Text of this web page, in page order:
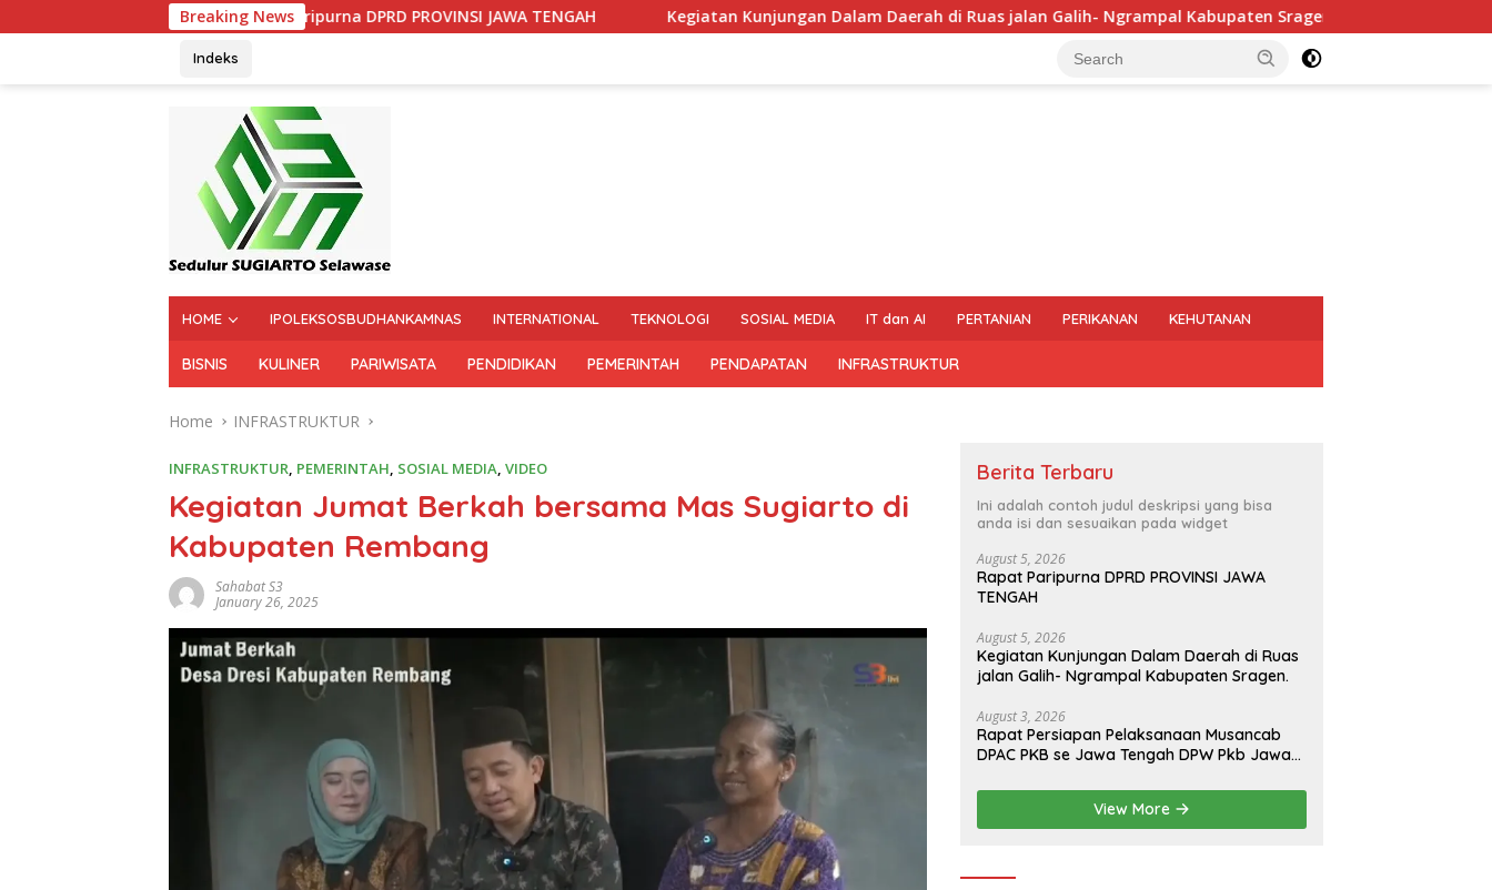
Breaking News
Rapat Paripurna DPRD PROVINSI JAWA TENGAH Kegiatan Kunjungan Dalam Daerah di Ruas jalan Galih- Ngrampal Kabupaten Sragen. Rapat Persiapan
Indeks
HOME IPOLEKSOSBUDHANKAMNAS INTERNATIONAL TEKNOLOGI SOSIAL MEDIA IT dan AI PERTANIAN PERIKANAN KEHUTANAN
BISNIS KULINER PARIWISATA PENDIDIKAN PEMERINTAH PENDAPATAN INFRASTRUKTUR
Home INFRASTRUKTUR
INFRASTRUKTUR, PEMERINTAH, SOSIAL MEDIA, VIDEO
Kegiatan Jumat Berkah bersama Mas Sugiarto di
Kabupaten Rembang
Sahabat S3
January 26, 2025
Berita Terbaru
Ini adalah contoh judul deskripsi yang bisa
anda isi dan sesuaikan pada widget
August 5, 2026
Rapat Paripurna DPRD PROVINSI JAWA
TENGAH
August 5, 2026
Kegiatan Kunjungan Dalam Daerah di Ruas
jalan Galih- Ngrampal Kabupaten Sragen.
August 3, 2026
Rapat Persiapan Pelaksanaan Musancab
DPAC PKB se Jawa Tengah DPW Pkb Jawa
View More